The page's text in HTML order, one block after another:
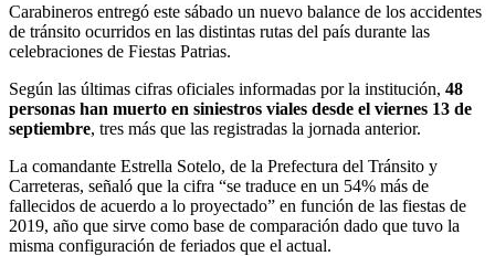
Carabineros entregó este sábado un nuevo balance de los accidentes
de tránsito ocurridos en las distintas rutas del país durante las
celebraciones de Fiestas Patrias.
Según las últimas cifras oficiales informadas por la institución, 48
personas han muerto en siniestros viales desde el viernes 13 de
septiembre, tres más que las registradas la jornada anterior.
La comandante Estrella Sotelo, de la Prefectura del Tránsito y
Carreteras, señaló que la cifra “se traduce en un 54% más de
fallecidos de acuerdo a lo proyectado” en función de las fiestas de
2019, año que sirve como base de comparación dado que tuvo la
misma configuración de feriados que el actual.